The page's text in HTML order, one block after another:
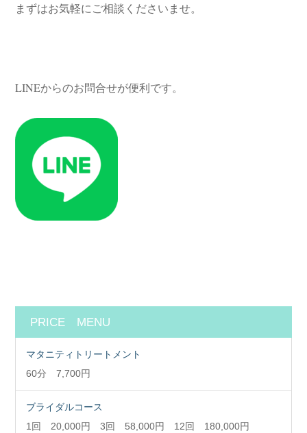
まずはお気軽にご相談くださいませ。
LINEからのお問合せが便利です。
PRICE MENU
マタニティトリートメント
60分 7,700円
ブライダルコース
1回 20,000円 3回 58,000円 12回 180,000円